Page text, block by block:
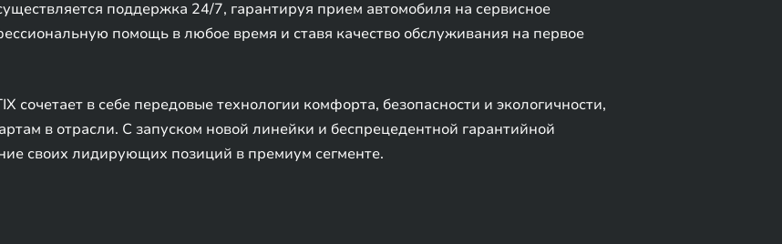
поддержка 24/7, гарантируя прием автомобиля на сервисное
помощь в любое время и ставя качество обслуживания на первое
сочетает в себе передовые технологии комфорта, безопасности и экологичности,
в отрасли. С запуском новой линейки и беспрецедентной гарантийной
своих лидирующих позиций в премиум сегменте.